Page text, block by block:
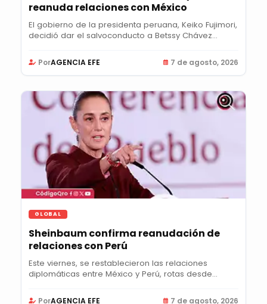
reanuda relaciones con México
El gobierno de la presidenta peruana, Keiko Fujimori,
decidió dar el salvoconducto a Betssy Chávez...
PorAGENCIA EFE 7 de agosto, 2026
GLOBAL
Sheinbaum confirma reanudación de
relaciones con Perú
Este viernes, se restablecieron las relaciones
diplomáticas entre México y Perú, rotas desde...
PorAGENCIA EFE 7 de agosto, 2026